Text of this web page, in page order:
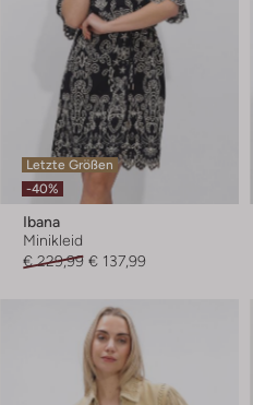
Letzte Größen
-40%
Ibana
Minikleid
€ 229,99 € 137,99